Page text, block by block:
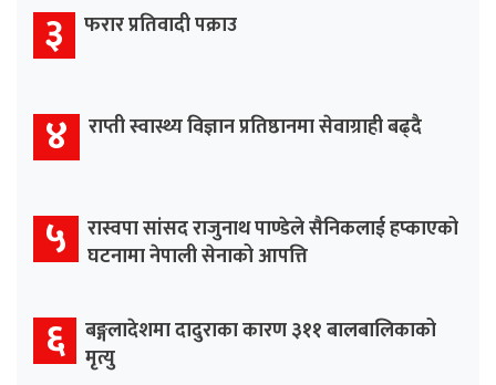
३ फरार प्रतिवादी पक्राउ
४ राप्ती स्वास्थ्य विज्ञान प्रतिष्ठानमा सेवाग्राही बढ्दै
५ रास्वपा सांसद राजुनाथ पाण्डेले सैनिकलाई हप्काएको
घटनामा नेपाली सेनाको आपत्ति
६ बङ्गलादेशमा दादुराका कारण ३११ बालबालिकाको
मृत्यु